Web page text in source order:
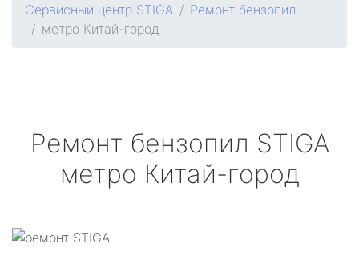
Сервисный центр STIGA
Ремонт бензопил
метро Китай-город
Ремонт бензопил STIGA
метро Китай-город